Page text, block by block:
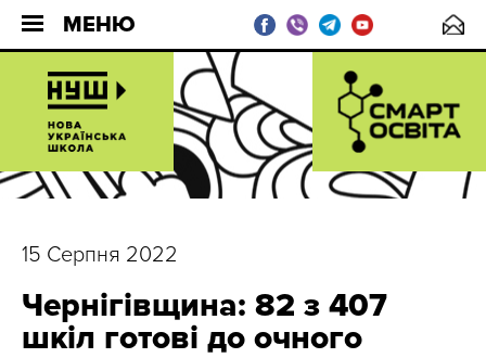
МЕНЮ
15 Серпня 2022
Чернігівщина: 82 з 407
шкіл готові до очного